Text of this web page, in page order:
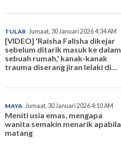
TULAR Jumaat, 30 Januari 2026 4:34 AM
[VIDEO] 'Raisha Falisha dikejar
sebelum ditarik masuk ke dalam
sebuah rumah,' kanak-kanak
trauma diserang jiran lelaki di...
MAYA Jumaat, 30 Januari 2026 4:10 AM
Meniti usia emas, mengapa
wanita semakin menarik apabila
matang